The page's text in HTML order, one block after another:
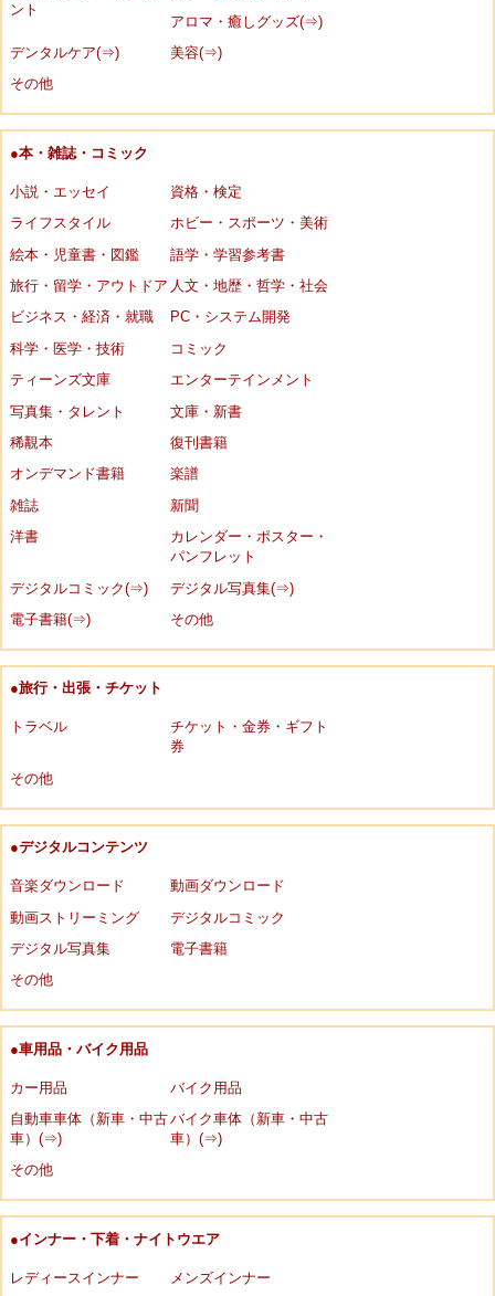
ント
アロマ・癒しグッズ(⇒)
デンタルケア(⇒)
美容(⇒)
その他
●本・雑誌・コミック
小説・エッセイ
資格・検定
ライフスタイル
ホビー・スポーツ・美術
絵本・児童書・図鑑
語学・学習参考書
旅行・留学・アウトドア 人文・地歴・哲学・社会
ビジネス・経済・就職
PC・システム開発
科学・医学・技術
コミック
ティーンズ文庫
エンターテインメント
写真集・タレント
文庫・新書
稀覯本
復刊書籍
オンデマンド書籍
楽譜
雑誌
新聞
洋書
カレンダー・ポスター・
パンフレット
デジタルコミック(⇒)
デジタル写真集(⇒)
電子書籍(⇒)
その他
●旅行・出張・チケット
トラベル
チケット・金券・ギフト
券
その他
●デジタルコンテンツ
音楽ダウンロード
動画ダウンロード
動画ストリーミング
デジタルコミック
デジタル写真集
電子書籍
その他
●車用品・バイク用品
カー用品
バイク用品
自動車車体（新車・中古
車）(⇒)
バイク車体（新車・中古
車）(⇒)
その他
●インナー・下着・ナイトウエア
レディースインナー
メンズインナー